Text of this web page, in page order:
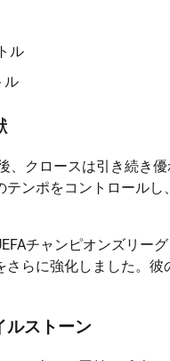
ル
ル
、クロースは引き続き
ンポをコントロール
チャンピオンズリー
らに強化しました。
ルストーン